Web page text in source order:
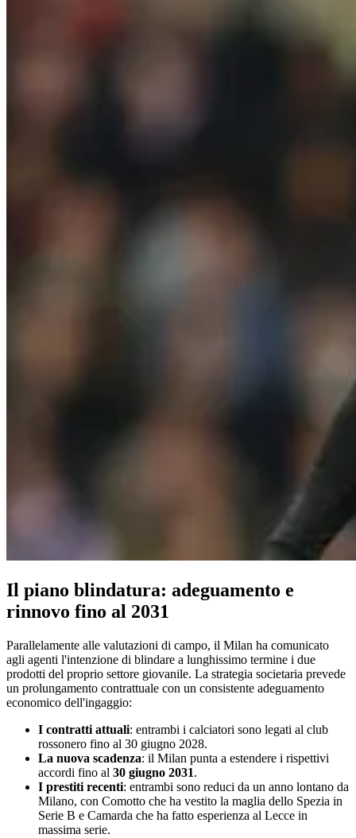
Il piano blindatura: adeguamento e
rinnovo fino al 2031
Parallelamente alle valutazioni di campo, il Milan ha comunicato
agli agenti l'intenzione di blindare a lunghissimo termine i due
prodotti del proprio settore giovanile. La strategia societaria prevede
un prolungamento contrattuale con un consistente adeguamento
economico dell'ingaggio:
I contratti attuali: entrambi i calciatori sono legati al club
rossonero fino al 30 giugno 2028.
La nuova scadenza: il Milan punta a estendere i rispettivi
accordi fino al 30 giugno 2031.
I prestiti recenti: entrambi sono reduci da un anno lontano da
Milano, con Comotto che ha vestito la maglia dello Spezia in
Serie B e Camarda che ha fatto esperienza al Lecce in
massima serie.